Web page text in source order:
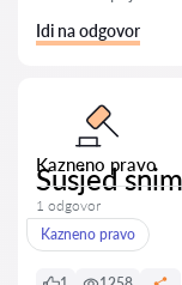
Idi na odgovor
Kazneno pravo
Susjed
1 odgovor
Kazneno pravo